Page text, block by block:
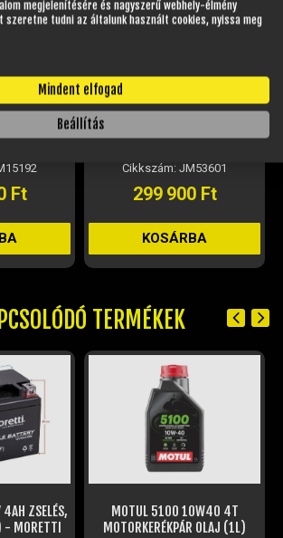
DIRT BIKE
KERÉKKEL
ZÖLD
Ft
BARTON DB125-3 DIRT BIKE
CROSS MOTOR 14-12" KERÉKKEL
- SÁRGA-KÉK
Cikkszám: JM53601
299 900 Ft
KOSÁRBA
TERMÉKEK
ZSELÉS,
MORETTI
MOTUL 5100 10W40 4T
MOTORKERÉKPÁR OLAJ (1L)
megjelenítésére és nagyszerű webhely-élmény
tudni az általunk használt cookies, nyissa meg
Mindent elfogad
Beállítás